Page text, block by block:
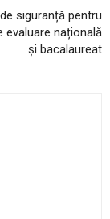
siguranță pentru
evaluare națională
și bacalaureat